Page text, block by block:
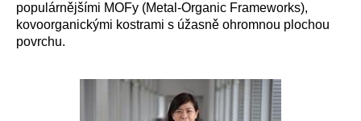
populárnějšími MOFy (Metal-Organic Frameworks),
kovoorganickými kostrami s úžasně ohromnou plochou
povrchu.